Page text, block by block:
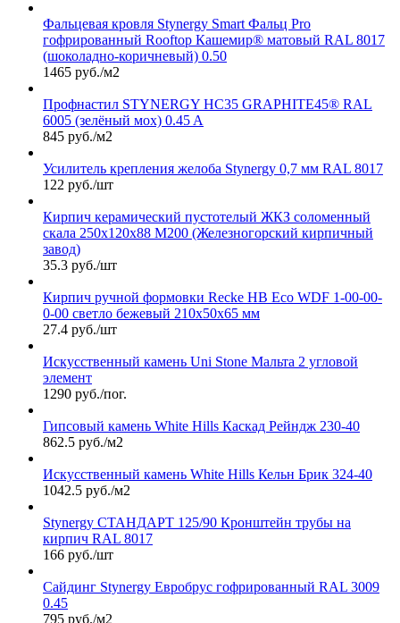
Фальцевая кровля Stynergy Smart Фальц Pro
гофрированный Rooftop Кашемир® матовый RAL 8017
(шоколадно-коричневый) 0.50
1465 руб./м2
Профнастил STYNERGY НС35 GRAPHITE45® RAL
6005 (зелёный мох) 0.45 A
845 руб./м2
Усилитель крепления желоба Stynergy 0,7 мм RAL 8017
122 руб./шт
Кирпич керамический пустотелый ЖКЗ соломенный
скала 250х120х88 М200 (Железногорский кирпичный
завод)
35.3 руб./шт
Кирпич ручной формовки Recke HB Eco WDF 1-00-00-
0-00 светло бежевый 210х50х65 мм
27.4 руб./шт
Искусственный камень Uni Stone Мальта 2 угловой
элемент
1290 руб./пог.
Гипсовый камень White Hills Каскад Рейндж 230-40
862.5 руб./м2
Искусственный камень White Hills Кельн Брик 324-40
1042.5 руб./м2
Stynergy СТАНДАРТ 125/90 Кронштейн трубы на
кирпич RAL 8017
166 руб./шт
Сайдинг Stynergy Евробрус гофрированный RAL 3009
0.45
795 руб./м2